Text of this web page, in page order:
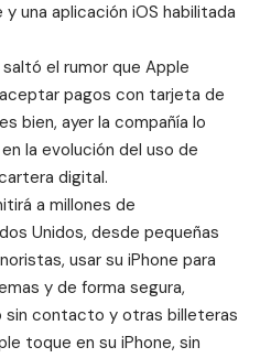
una aplicación iOS habilitada
el rumor que Apple
pagos con tarjeta de
bien, ayer la compañía lo
la evolución del uso de
digital.
a millones de
Unidos, desde pequeñas
usar su iPhone para
y de forma segura,
contacto y otras billeteras
toque en su iPhone, sin